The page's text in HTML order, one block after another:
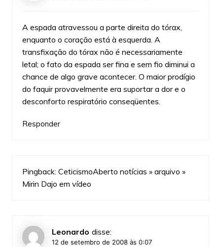
A espada atravessou a parte direita do tórax,
enquanto o coração está à esquerda. A
transfixação do tórax não é necessariamente
letal; o fato da espada ser fina e sem fio diminui a
chance de algo grave acontecer. O maior prodígio
do faquir provavelmente era suportar a dor e o
desconforto respiratório conseqüentes.
Responder
Pingback: CeticismoAberto notícias » arquivo »
Mirin Dajo em vídeo
Leonardo disse:
12 de setembro de 2008 às 0:07